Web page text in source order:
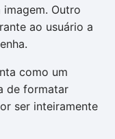
Outro
ao usuário a
como um
de formatar
ser inteiramente